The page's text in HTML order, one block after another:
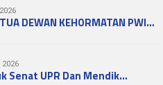
DEWAN KEHORMATAN PWI…
Senat UPR Dan Mendik…